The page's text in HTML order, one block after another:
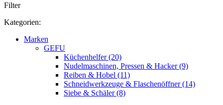
Filter
Kategorien:
Marken
GEFU
Küchenhelfer (20)
Nudelmaschinen, Pressen & Hacker (9)
Reiben & Hobel (11)
Schneidwerkzeuge & Flaschenöffner (14)
Siebe & Schäler (8)